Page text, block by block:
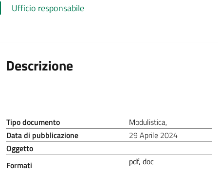
Ufficio responsabile
Descrizione
Tipo documento Modulistica,
Data di pubblicazione
29 Aprile 2024
Oggetto
Formati
pdf, doc